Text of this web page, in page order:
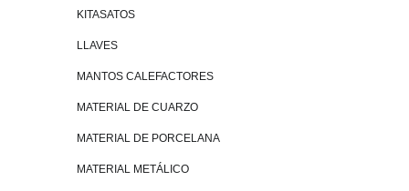
KITASATOS
LLAVES
MANTOS CALEFACTORES
MATERIAL DE CUARZO
MATERIAL DE PORCELANA
MATERIAL METÁLICO